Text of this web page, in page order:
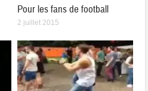
Pour les fans de football
2 juillet 2015